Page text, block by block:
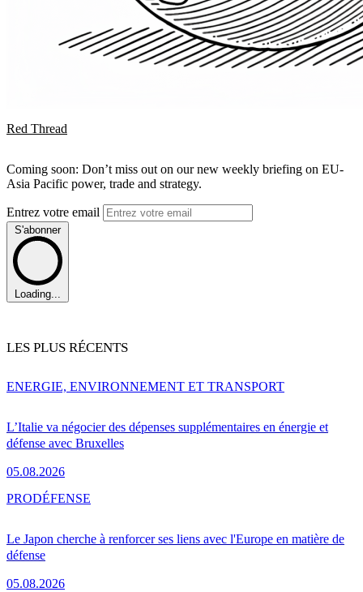
Red Thread
Coming soon: Don’t miss out on our new weekly briefing on EU-
Asia Pacific power, trade and strategy.
Entrez votre email
S'abonner
Loading...
LES PLUS RÉCENTS
L’Italie va négocier des dépenses supplémentaires en énergie et
défense avec Bruxelles
05.08.2026
ENERGIE, ENVIRONNEMENT ET TRANSPORT
Le Japon cherche à renforcer ses liens avec l'Europe en matière de
défense
05.08.2026
PRODÉFENSE